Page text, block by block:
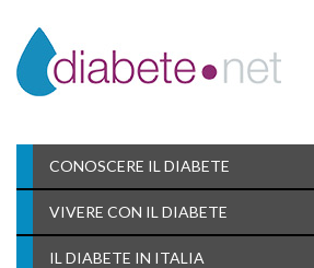
CONOSCERE IL DIABETE
VIVERE CON IL DIABETE
IL DIABETE IN ITALIA